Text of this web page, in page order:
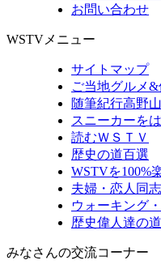
お問い合わせ
WSTVメニュー
サイトマップ
ご当地グルメ
随筆紀行高野
スニーカーを
読むＷＳＴＶ
歴史の道百選
WSTVを100%
夫婦・恋人同
ウォーキング
歴史偉人達の道
みなさんの交流コーナー